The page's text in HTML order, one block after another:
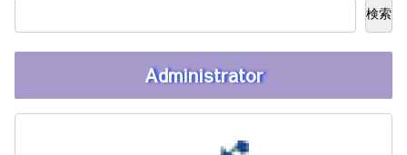
検索
Administrator